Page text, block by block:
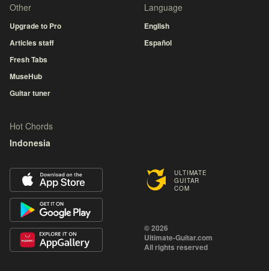
ULTIMATE
GUITAR
COM
© 2026
Ultimate-Guitar.com
All rights reserved
Other
Upgrade to Pro
Articles staff
Fresh Tabs
MuseHub
Guitar tuner
Language
English
Español
Hot Chords
Indonesia